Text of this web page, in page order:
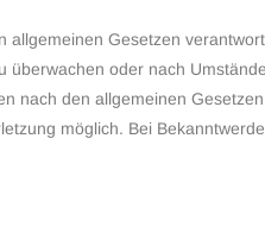
Gesetzen
oder nach
nach den allgemeinen
möglich. Bei